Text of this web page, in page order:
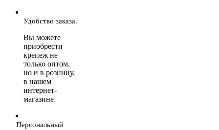
Удобство заказа.
Вы можете
приобрести
крепеж не
только оптом,
но и в розницу,
в нашем
интернет-
магазине
Персональный